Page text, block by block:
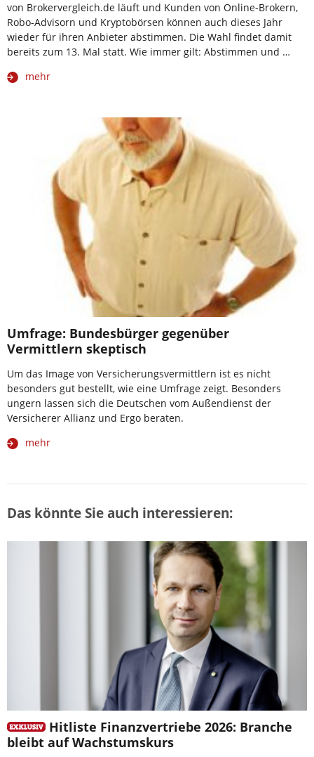
von Brokervergleich.de läuft und Kunden von Online-Brokern,
Robo-Advisorn und Kryptobörsen können auch dieses Jahr
wieder für ihren Anbieter abstimmen. Die Wahl findet damit
bereits zum 13. Mal statt. Wie immer gilt: Abstimmen und …
mehr
Umfrage: Bundesbürger gegenüber
Vermittlern skeptisch
Um das Image von Versicherungsvermittlern ist es nicht
besonders gut bestellt, wie eine Umfrage zeigt. Besonders
ungern lassen sich die Deutschen vom Außendienst der
Versicherer Allianz und Ergo beraten.
mehr
Das könnte Sie auch interessieren:
Hitliste Finanzvertriebe 2026: Branche
bleibt auf Wachstumskurs